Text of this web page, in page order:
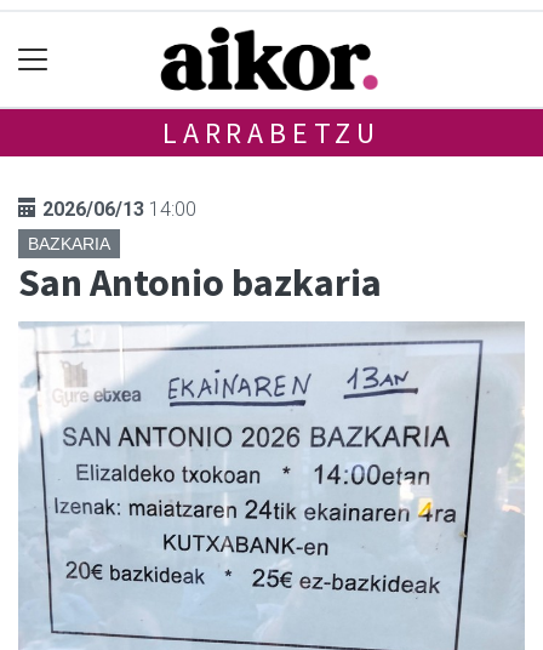
LARRABETZU
2026/06/13 14:00
BAZKARIA
San Antonio bazkaria